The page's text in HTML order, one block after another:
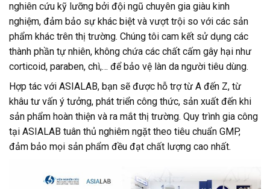
nghiên cứu kỹ lưỡng bởi đội ngũ chuyên gia giàu kinh
nghiệm, đảm bảo sự khác biệt và vượt trội so với các sản
phẩm khác trên thị trường. Chúng tôi cam kết sử dụng các
thành phần tự nhiên, không chứa các chất cấm gây hại như
corticoid, paraben, chì,… để bảo vệ làn da người tiêu dùng.
Hợp tác với ASIALAB, bạn sẽ được hỗ trợ từ A đến Z, từ
khâu tư vấn ý tưởng, phát triển công thức, sản xuất đến khi
sản phẩm hoàn thiện và ra mắt thị trường. Quy trình gia công
tại ASIALAB tuân thủ nghiêm ngặt theo tiêu chuẩn GMP,
đảm bảo mọi sản phẩm đều đạt chất lượng cao nhất.